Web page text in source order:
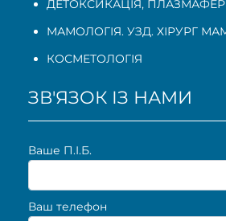
ДЕТОКСИКАЦІЯ,
МАМОЛОГІЯ. УЗД. ХІРУРГ
КОСМЕТОЛОГІЯ
ЗВ'ЯЗОК ІЗ НАМИ
Ваше П.I.Б.
Ваш телефон